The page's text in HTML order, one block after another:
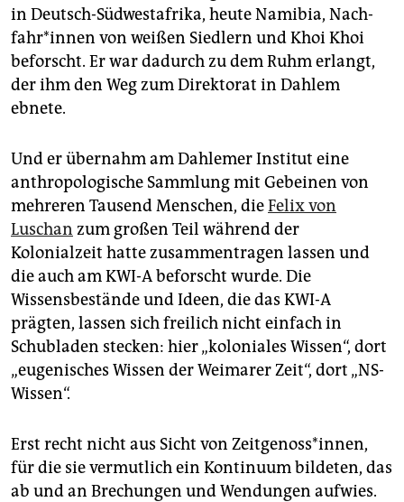
in Deutsch-Südwestafrika, heute Namibia, Nach­
fah­r*in­nen von weißen Siedlern und Khoi Khoi
beforscht. Er war dadurch zu dem Ruhm erlangt,
der ihm den Weg zum Direktorat in Dahlem
ebnete.
Und er übernahm am Dahlemer Institut eine
anthropologische Sammlung mit Gebeinen von
mehreren Tausend Menschen, dieFelix von
Luschan zum großen Teil während der
Kolonialzeit hatte zusammentragen lassen und
die auch am KWI-A beforscht wurde. Die
Wissensbestände und Ideen, die das KWI-A
prägten, lassen sich freilich nicht einfach in
Schubladen stecken: hier „koloniales Wissen“, dort
„eugenisches Wissen der Weimarer Zeit“, dort „NS-
Wissen“.
Erst recht nicht aus Sicht von Zeit­ge­nos­s*in­nen,
für die sie vermutlich ein Kontinuum bildeten, das
ab und an Brechungen und Wendungen aufwies.